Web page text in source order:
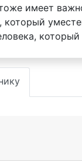
имеет
который